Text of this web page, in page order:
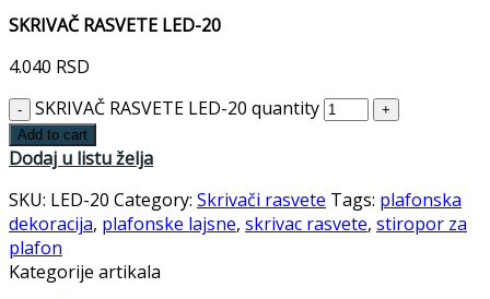
SKRIVAČ RASVETE LED-20
4.040 RSD
SKRIVAČ RASVETE LED-20 quantity
Add to cart
Dodaj u listu želja
SKU: LED-20 Category: Skrivači rasvete Tags: plafonska
dekoracija, plafonske lajsne, skrivac rasvete, stiropor za
plafon
Kategorije artikala